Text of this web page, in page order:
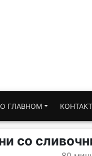
О ГЛАВНОМ
со